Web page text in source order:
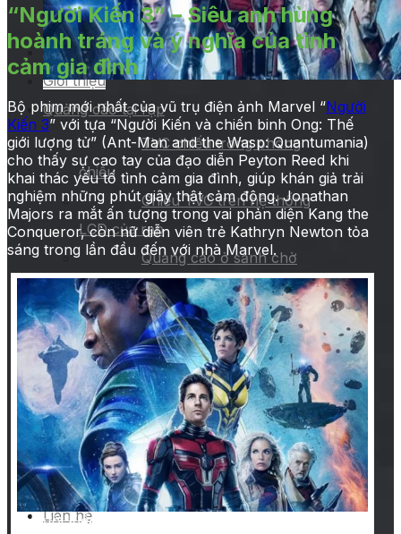
Trang chủ
Giới thiệu
Quảng cáo tại rạp
TVC chiếu trong phòng
chiếu
Chiếu TVC trên hệ thống
LCD của rạp
Quảng cáo ở sảnh chờ
Kích hoạt thương hiệu
Quảng cáo tại hành lang
Các hình thức quảng cáo
tại rạp khác
Quảng cáo trong phim
Dự án
Khách hàng
Tin tức
Liên hệ
“Người Kiến 3” – Siêu anh hùng
hoành tráng và ý nghĩa của tình
cảm gia đình
Bộ phim mới nhất của vũ trụ điện ảnh Marvel “Người
Kiến 3” với tựa “Người Kiến và chiến binh Ong: Thế
giới lượng tử” (Ant-Man and the Wasp: Quantumania)
cho thấy sự cao tay của đạo diễn Peyton Reed khi
khai thác yếu tố tình cảm gia đình, giúp khán giả trải
nghiệm những phút giây thật cảm động. Jonathan
Majors ra mắt ấn tượng trong vai phản diện Kang the
Conqueror, còn nữ diễn viên trẻ Kathryn Newton tỏa
sáng trong lần đầu đến với nhà Marvel.
“Người Kiến 3” – phim siêu anh hùng ra rạp từ ngày